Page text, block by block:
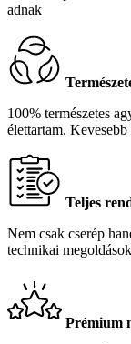
adnak
100% természetes
élettartam.
Teljes
Nem csak cserép
technikai
Prémium